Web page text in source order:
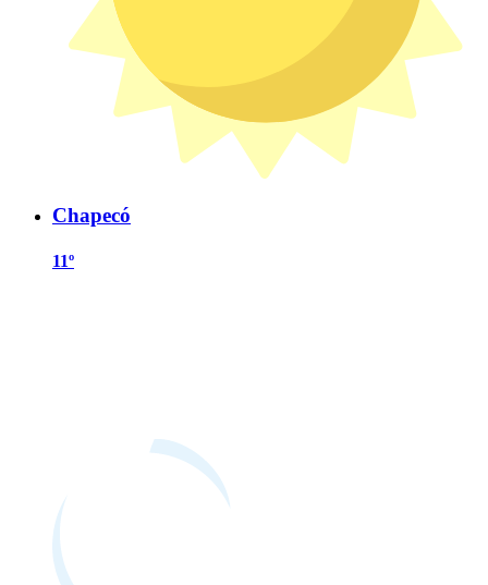
Chapecó
11º